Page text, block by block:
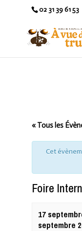
02 31 39 61 53
« Tous les
Cet
Foire
17
septembre